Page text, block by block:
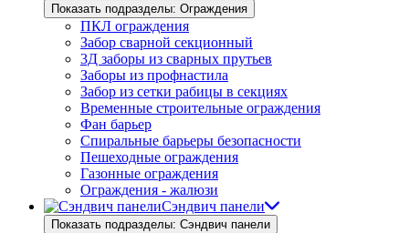
Показать подразделы: Ограждения
ПКЛ ограждения
Забор сварной секционный
3Д заборы из сварных прутьев
Заборы из профнастила
Забор из сетки рабицы в секциях
Временные строительные ограждения
Фан барьер
Спиральные барьеры безопасности
Пешеходные ограждения
Газонные ограждения
Ограждения - жалюзи
Сэндвич панели
Показать подразделы: Сэндвич панели